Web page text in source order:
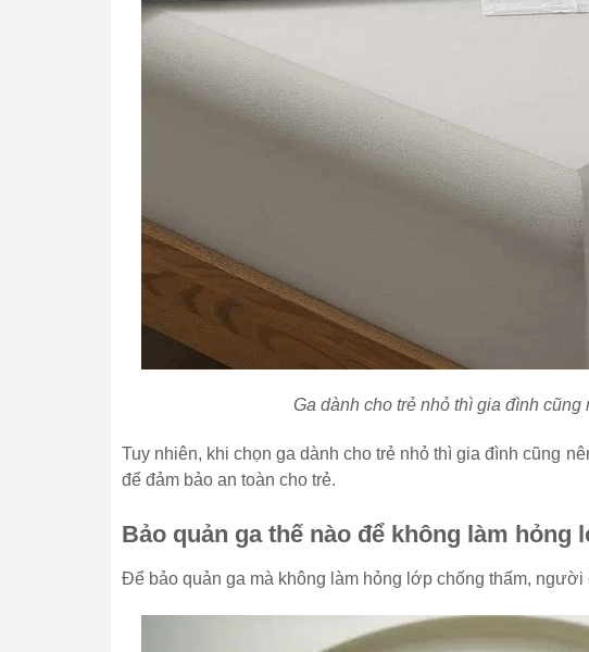
Ga dành cho trẻ nhỏ thì gia đình
Tuy nhiên, khi chọn ga dành cho trẻ nhỏ thì gia đình cũng
để đảm bảo an toàn cho trẻ.
Bảo quản ga thế nào để không làm hỏng
Để bảo quản ga mà không làm hỏng lớp chống thấm, người